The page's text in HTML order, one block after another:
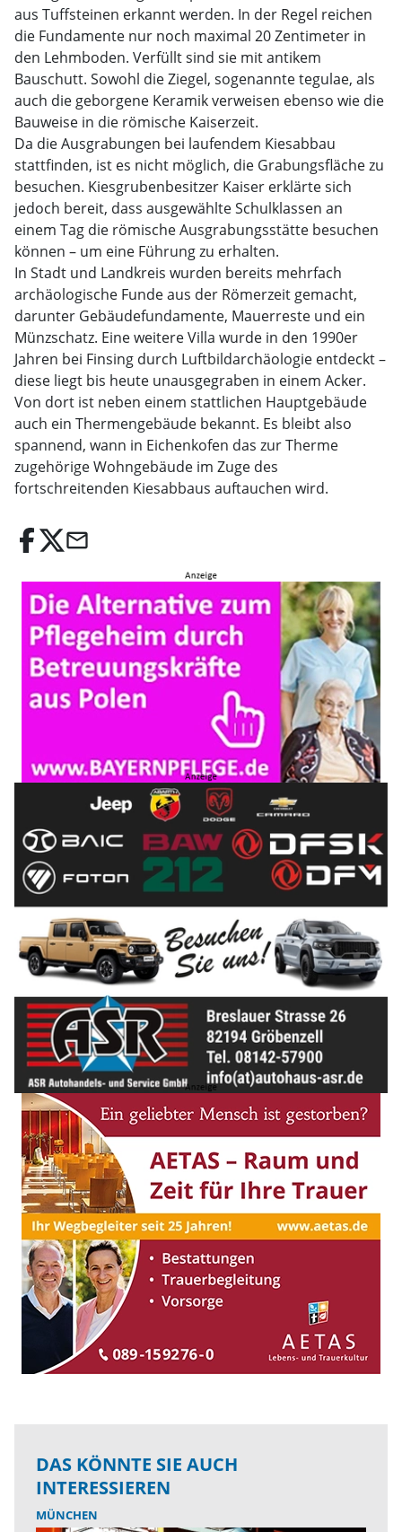
aus Tuffsteinen erkannt werden. In der Regel reichen
die Fundamente nur noch maximal 20 Zentimeter in
den Lehmboden. Verfüllt sind sie mit antikem
Bauschutt. Sowohl die Ziegel, sogenannte tegulae, als
auch die geborgene Keramik verweisen ebenso wie die
Bauweise in die römische Kaiserzeit.
Da die Ausgrabungen bei laufendem Kiesabbau
stattfinden, ist es nicht möglich, die Grabungsfläche zu
besuchen. Kiesgrubenbesitzer Kaiser erklärte sich
jedoch bereit, dass ausgewählte Schulklassen an
einem Tag die römische Ausgrabungsstätte besuchen
können – um eine Führung zu erhalten.
In Stadt und Landkreis wurden bereits mehrfach
archäologische Funde aus der Römerzeit gemacht,
darunter Gebäudefundamente, Mauerreste und ein
Münzschatz. Eine weitere Villa wurde in den 1990er
Jahren bei Finsing durch Luftbildarchäologie entdeckt –
diese liegt bis heute unausgegraben in einem Acker.
Von dort ist neben einem stattlichen Hauptgebäude
auch ein Thermengebäude bekannt. Es bleibt also
spannend, wann in Eichenkofen das zur Therme
zugehörige Wohngebäude im Zuge des
fortschreitenden Kiesabbaus auftauchen wird.
email
DAS KÖNNTE SIE AUCH
INTERESSIEREN
MÜNCHEN